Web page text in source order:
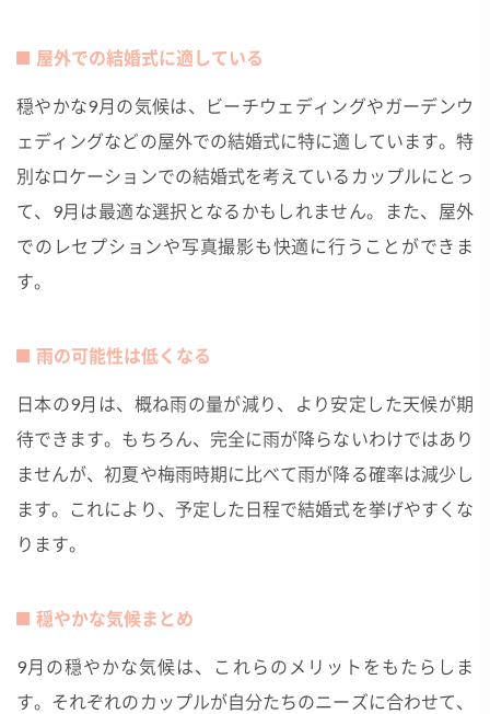
屋外での結婚式に適している
穏やかな9月の気候は、ビーチウェディングやガーデンウ
ェディングなどの屋外での結婚式に特に適しています。特
別なロケーションでの結婚式を考えているカップルにとっ
て、9月は最適な選択となるかもしれません。また、屋外
でのレセプションや写真撮影も快適に行うことができま
す。
雨の可能性は低くなる
日本の9月は、概ね雨の量が減り、より安定した天候が期
待できます。もちろん、完全に雨が降らないわけではあり
ませんが、初夏や梅雨時期に比べて雨が降る確率は減少し
ます。これにより、予定した日程で結婚式を挙げやすくな
ります。
穏やかな気候まとめ
9月の穏やかな気候は、これらのメリットをもたらしま
す。それぞれのカップルが自分たちのニーズに合わせて、